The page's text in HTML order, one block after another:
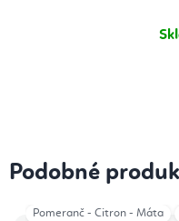
Podobné
Pomeranč - Citron - Máta